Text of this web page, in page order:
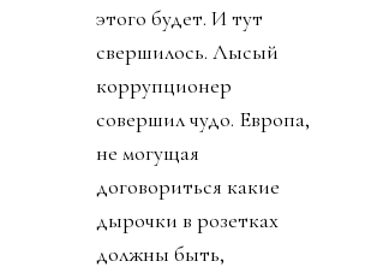
этого будет. И тут
свершилось. Лысый
коррупционер
совершил чудо. Европа,
не могущая
договориться какие
дырочки в розетках
должны быть,